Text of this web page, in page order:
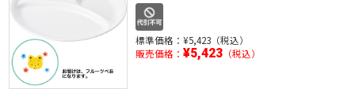
標準価格： ¥5,423（税込）
販売価格： ¥5,423（税込）